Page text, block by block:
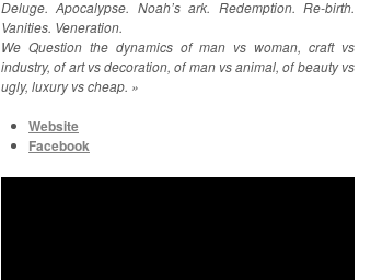
Deluge. Apocalypse. Noah’s ark. Redemption. Re-birth.
Vanities. Veneration.
We Question the dynamics of man vs woman, craft vs
industry, of art vs decoration, of man vs animal, of beauty vs
ugly, luxury vs cheap. »
Website
Facebook